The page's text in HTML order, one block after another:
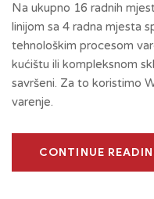
Na ukupno 16 radnih
linijom sa 4 radna mjesta
tehnološkim procesom
kućištu ili kompleksnom
savršeni. Za to koristimo
varenje.
CONTINUE